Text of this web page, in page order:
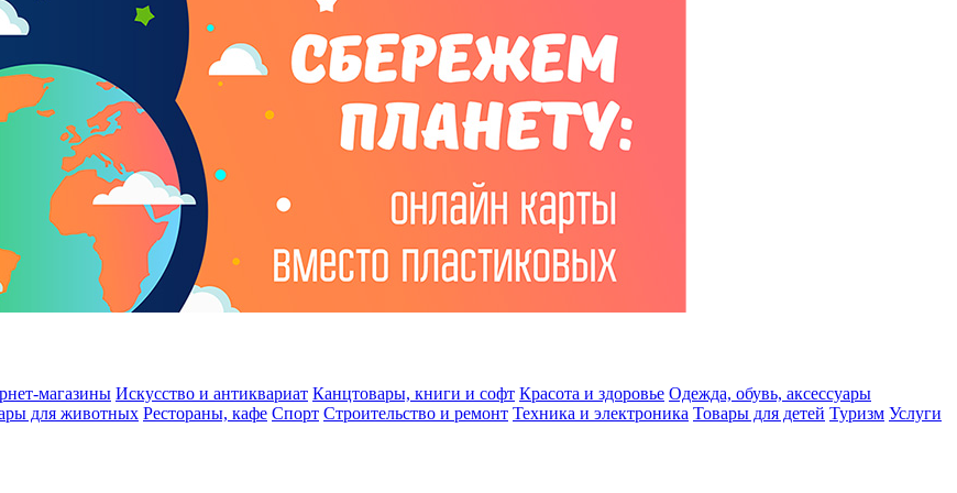
магазины Искусство и антиквариат Канцтовары, книги и софт Красота и здоровье Одежда, обувь, аксессуары
для животных Рестораны, кафе Спорт Строительство и ремонт Техника и электроника Товары для детей Туризм Услуги